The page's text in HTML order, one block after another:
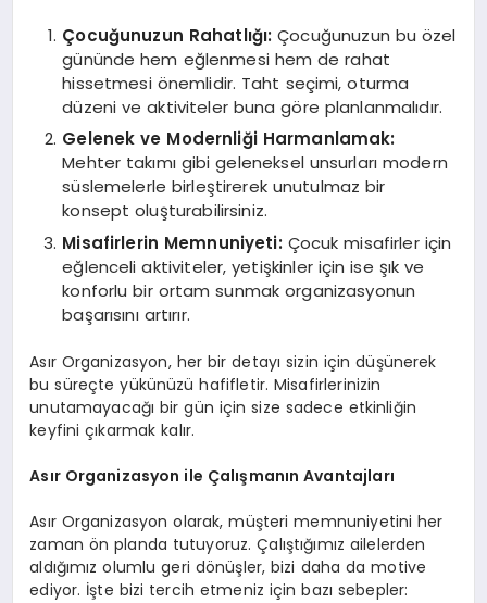
Çocuğunuzun Rahatlığı: Çocuğunuzun bu özel
gününde hem eğlenmesi hem de rahat
hissetmesi önemlidir. Taht seçimi, oturma
düzeni ve aktiviteler buna göre planlanmalıdır.
Gelenek ve Modernliği Harmanlamak:
Mehter takımı gibi geleneksel unsurları modern
süslemelerle birleştirerek unutulmaz bir
konsept oluşturabilirsiniz.
Misafirlerin Memnuniyeti: Çocuk misafirler için
eğlenceli aktiviteler, yetişkinler için ise şık ve
konforlu bir ortam sunmak organizasyonun
başarısını artırır.
Asır Organizasyon, her bir detayı sizin için düşünerek
bu süreçte yükünüzü hafifletir. Misafirlerinizin
unutamayacağı bir gün için size sadece etkinliğin
keyfini çıkarmak kalır.
Asır Organizasyon ile Çalışmanın Avantajları
Asır Organizasyon olarak, müşteri memnuniyetini her
zaman ön planda tutuyoruz. Çalıştığımız ailelerden
aldığımız olumlu geri dönüşler, bizi daha da motive
ediyor. İşte bizi tercih etmeniz için bazı sebepler: